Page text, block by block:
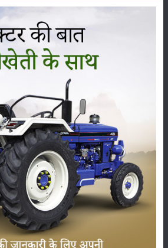
समाचार
अन्य
पूसा बासमती 1882: सूखे में भी बेहतरीन उत्पादन देने वाली
भारत की पहली सूखा-सहिष्णु बासमती किस्म
22-Jun-2026
करेले की खेती कैसे करें: होगी लाखों रुपए की कमाई
29-May-2026